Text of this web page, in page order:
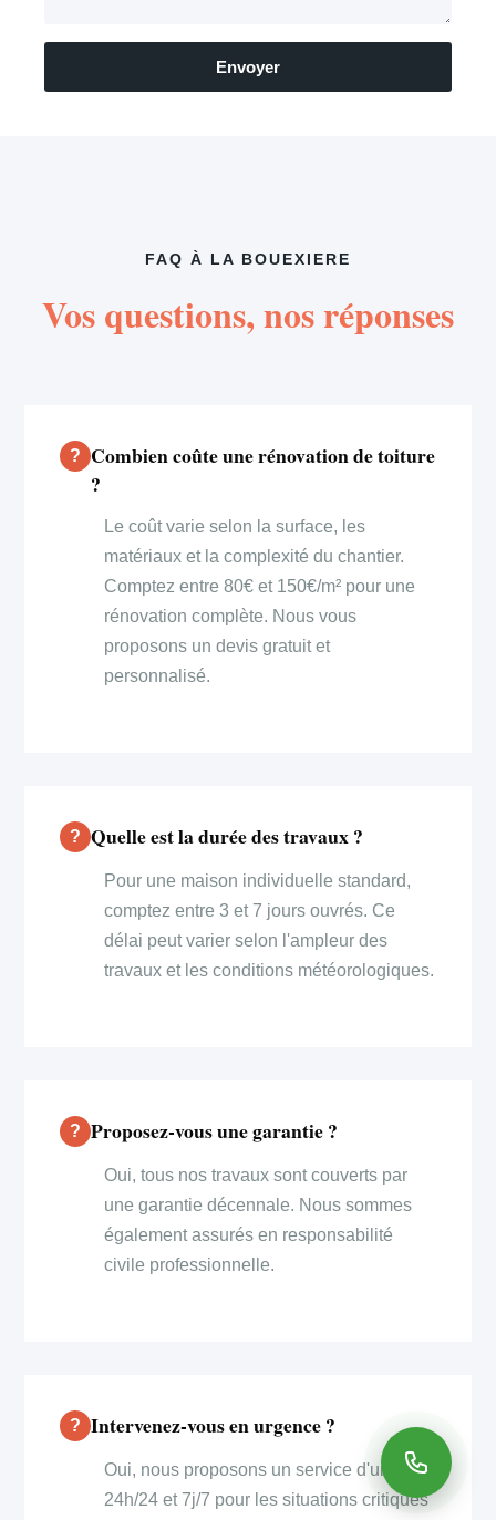
Envoyer
FAQ À LA BOUEXIERE
Vos questions, nos réponses
Combien coûte une rénovation de toiture
?
Le coût varie selon la surface, les
matériaux et la complexité du chantier.
Comptez entre 80€ et 150€/m² pour une
rénovation complète. Nous vous
proposons un devis gratuit et
personnalisé.
Quelle est la durée des travaux ?
Pour une maison individuelle standard,
comptez entre 3 et 7 jours ouvrés. Ce
délai peut varier selon l'ampleur des
travaux et les conditions météorologiques.
Proposez-vous une garantie ?
Oui, tous nos travaux sont couverts par
une garantie décennale. Nous sommes
également assurés en responsabilité
civile professionnelle.
Intervenez-vous en urgence ?
Oui, nous proposons un service d'urgence
24h/24 et 7j/7 pour les situations critiques